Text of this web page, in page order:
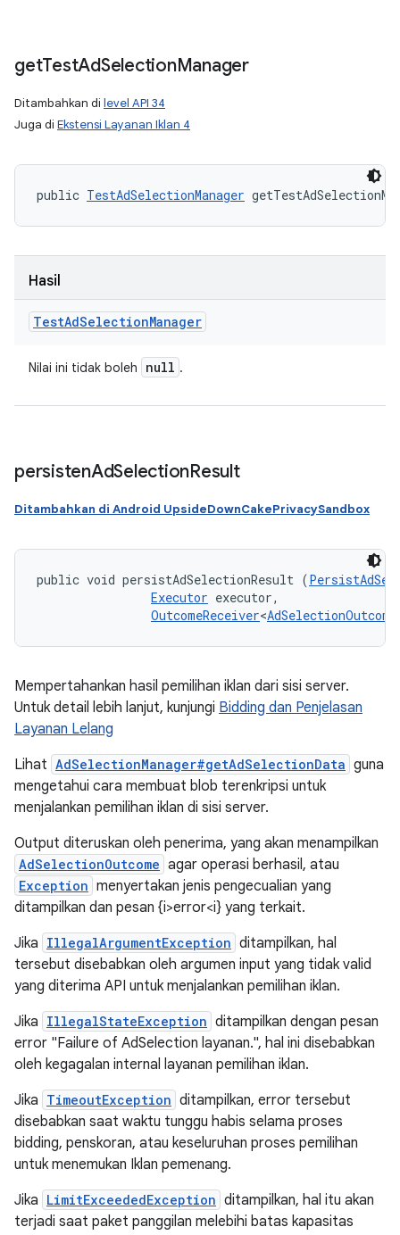
getTestAdSelectionManager
Ditambahkan di level API 34
Juga di Ekstensi Layanan Iklan 4
public TestAdSelectionManager
Hasil
TestAdSelectionManager
Nilai ini tidak boleh null .
persistenAdSelectionResult
Ditambahkan di Android UpsideDownCakePrivacySandbox
public void persistAdSelectionResult (
Executor executor,
OutcomeReceiver<AdSelectionOutcome
Mempertahankan hasil pemilihan iklan dari sisi server.
Untuk detail lebih lanjut, kunjungi Bidding dan Penjelasan
Layanan Lelang
Lihat AdSelectionManager#getAdSelectionData guna
mengetahui cara membuat blob terenkripsi untuk
menjalankan pemilihan iklan di sisi server.
Output diteruskan oleh penerima, yang akan menampilkan
AdSelectionOutcome agar operasi berhasil, atau
Exception menyertakan jenis pengecualian yang
ditampilkan dan pesan {i>error<i} yang terkait.
Jika IllegalArgumentException ditampilkan, hal
tersebut disebabkan oleh argumen input yang tidak valid
yang diterima API untuk menjalankan pemilihan iklan.
Jika IllegalStateException ditampilkan dengan pesan
error "Failure of AdSelection layanan.", hal ini disebabkan
oleh kegagalan internal layanan pemilihan iklan.
Jika TimeoutException ditampilkan, error tersebut
disebabkan saat waktu tunggu habis selama proses
bidding, penskoran, atau keseluruhan proses pemilihan
untuk menemukan Iklan pemenang.
Jika LimitExceededException ditampilkan, hal itu akan
terjadi saat paket panggilan melebihi batas kapasitas